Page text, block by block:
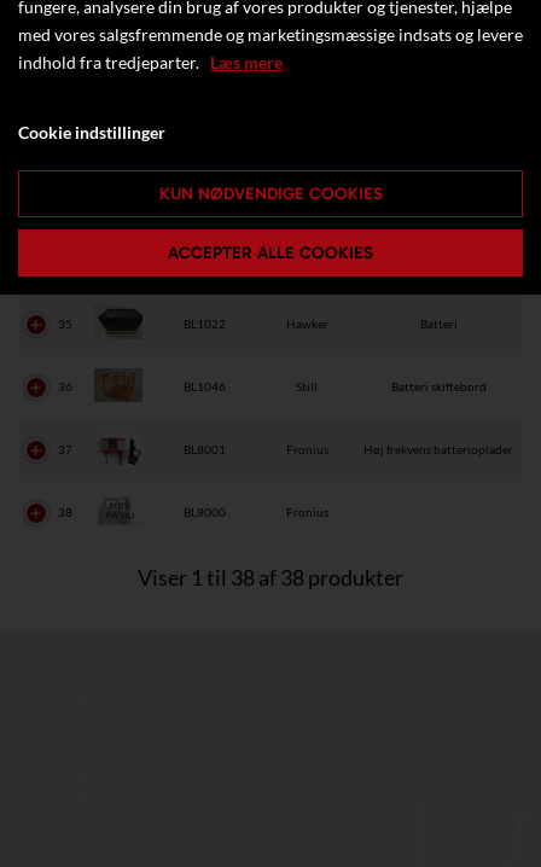
30 BL7004 Senco Italy Batteri oplader
31 BL7003 Senco Italy
32
BL7001 Senco Italy
BL7000 Senco Italy
35 BL1022 Hawker Batteri
36 BL1046 Still Batteri skiftebord
37 BL8001 Fronius Høj frekvens batterioplader
38 BL8000 Fronius
Viser 1 til 38 af 38 produkter
fungere, analysere din brug af vores produkter og tjenester, hjælpe
med vores salgsfremmende og marketingsmæssige indsats og levere
indhold fra tredjeparter. Læs mere
Cookie indstillinger
KUN NØDVENDIGE COOKIES
ACCEPTER ALLE COOKIES